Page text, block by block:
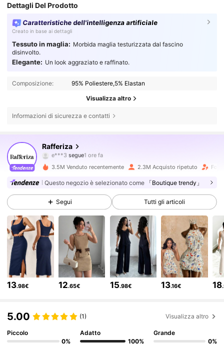
Dettagli Del Prodotto
Caratteristiche dell'intelligenza artificiale
Creato in base ai dettagli
Tessuto in maglia: Morbida maglia testurizzata dal fascino
disinvolto.
Elegante: Un look aggraziato e raffinato.
Composizione: 95% Poliestere,5% Elastan
Visualizza altro
Informazioni di sicurezza e contatti
Rafferiza
e***3segue
m***9sta navigando
4.82
947K Follower
4.82 947K Follower
4.82 947K Follower
4.82 947K Follower
947K Follower
3.5M Venduto recentemente 2.3M Acquisto ripetuto
Questo negozio è selezionato come 「Boutique trendy」
Segui Tutti gli articoli
13.98€ 12.65€ 15.98€ 13.16€ 18
5.00 (1) Visualizza altro
Piccolo
0%
Adatto
100%
Grande
0%